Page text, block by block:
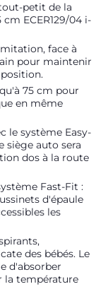
petit de la
ECER129/04 i-
face à
pour maintenir
75 cm pour
en même
le système Easy-
siège auto sera
dos à la route
Fast-Fit :
d'épaule
les
des bébés. Le
d'absorber
la température